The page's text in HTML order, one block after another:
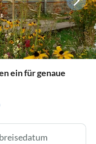
ein für genaue